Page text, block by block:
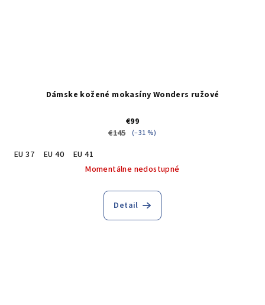
Dámske kožené mokasíny Wonders ružové
€99
€145 (–31 %)
EU 37 EU 40
EU 41
Momentálne nedostupné
Detail